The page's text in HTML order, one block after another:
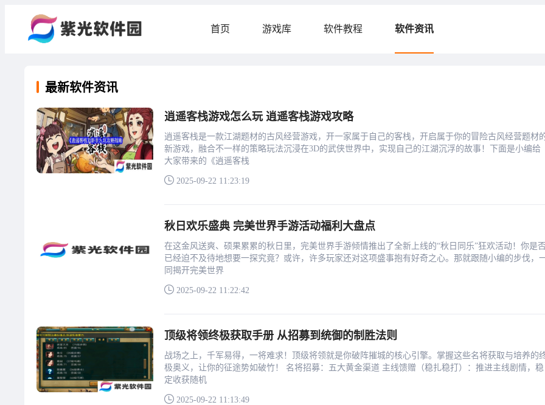
首页 游戏库 软件教程 软件资讯
最新软件资讯
逍遥客栈游戏怎么玩 逍遥客栈游戏攻略
逍遥客栈是一款江湖题材的古风经营游戏，开一家属于自己的客栈，开启属于你的冒险古风经营题材
新游戏，融合不一样的策略玩法沉浸在3D的武侠世界中，实现自己的江湖沉浮的故事！下面是小编给
大家带来的《逍遥客栈
2025-09-22 11:23:19
秋日欢乐盛典 完美世界手游活动福利大盘点
在这金风送爽、硕果累累的秋日里，完美世界手游倾情推出了全新上线的“秋日同乐”狂欢活动！你是
已经迫不及待地想要一探究竟？或许，许多玩家还对这项盛事抱有好奇之心。那就跟随小编的步伐，
同揭开完美世界
2025-09-22 11:22:42
顶级将领终极获取手册 从招募到统御的制胜法则
战场之上，千军易得，一将难求！顶级将领就是你破阵摧城的核心引擎。掌握这些名将获取与培养的
极奥义，让你的征途势如破竹！ 名将招募：五大黄金渠道 主线馈赠（稳扎稳打）：推进主线剧情，稳
定收获随机
2025-09-22 11:13:49